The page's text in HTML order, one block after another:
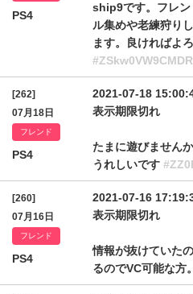
PS4
ship9です。フレン
ル集めや老練狩り
ます。良ければよ
[262]
07月18日
フレンド
PS4
2021-07-18
表示期限切れ
たまに遊びません
うれしいです
[260]
07月16日
フレンド
PS4
2021-07-16
表示期限切れ
情報が抜けていた
るのでVC可能な方